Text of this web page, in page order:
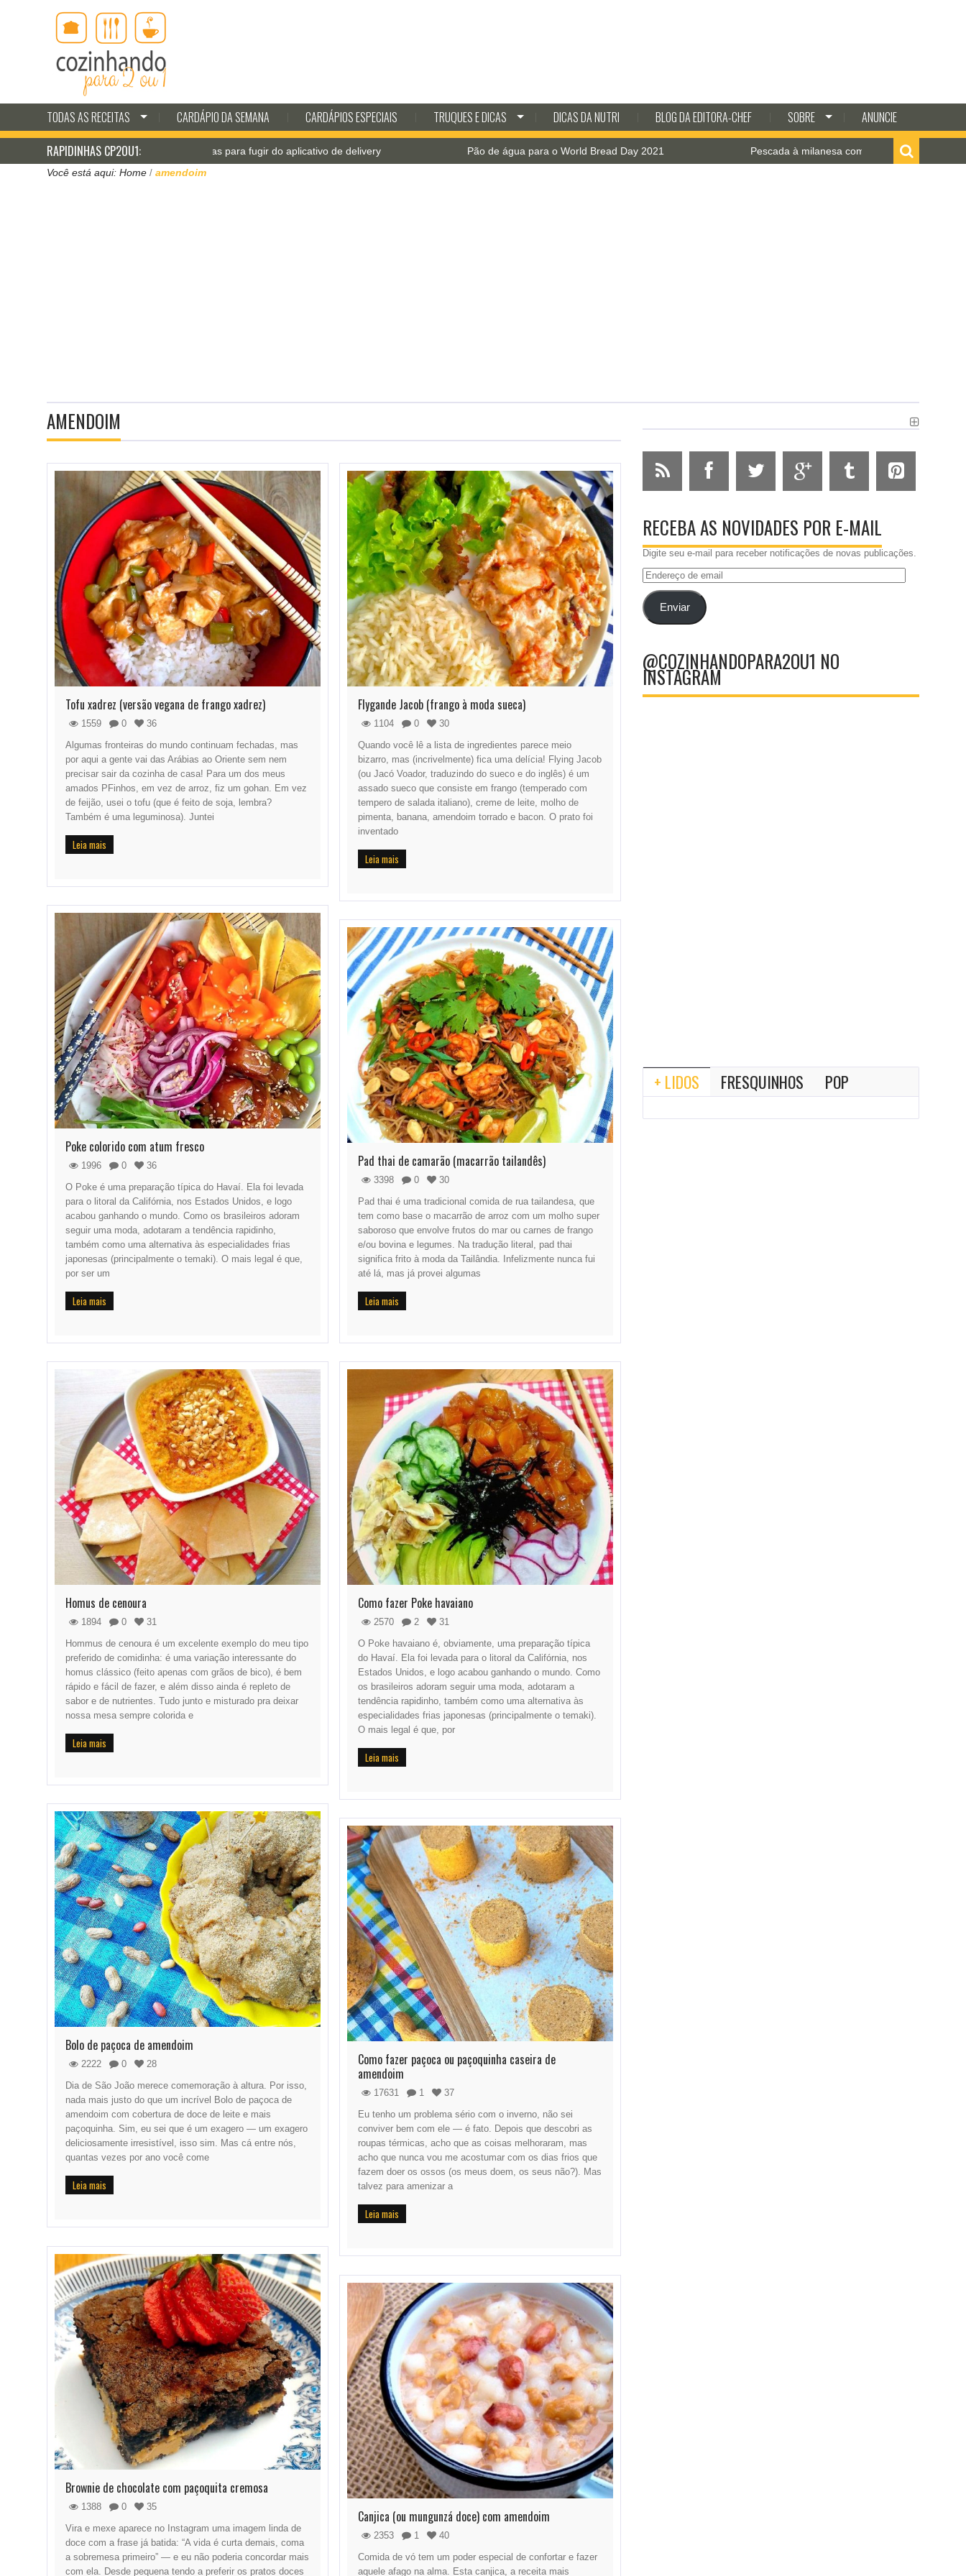
TODAS AS RECEITAS CARDÁPIO DA SEMANA CARDÁPIOS ESPECIAIS TRUQUES E DICAS DICAS DA NUTRI BLOG DA EDITORA-CHEF SOBRE
ANUNCIE
RAPIDINHAS CP2OU1:
Jantar pá-pum: receitas para fugir do aplicativo de delivery Pão de água para o World Bread Day 2021
Pescada à milanesa com molho de camarão
Você está aqui: Home / amendoim
AMENDOIM
Tofu xadrez (versão vegana de frango xadrez)
1559 0
36
Algumas fronteiras do mundo continuam fechadas, mas
por aqui a gente vai das Arábias ao Oriente sem nem
precisar sair da cozinha de casa! Para um dos meus
amados PFinhos, em vez de arroz, fiz um gohan. Em vez
de feijão, usei o tofu (que é feito de soja, lembra?
Também é uma leguminosa). Juntei
Leia mais
Flygande Jacob (frango à moda sueca)
1104 0
30
Quando você lê a lista de ingredientes parece meio
bizarro, mas (incrivelmente) fica uma delícia! Flying Jacob
(ou Jacó Voador, traduzindo do sueco e do inglês) é um
assado sueco que consiste em frango (temperado com
tempero de salada italiano), creme de leite, molho de
pimenta, banana, amendoim torrado e bacon. O prato foi
inventado
Leia mais
Poke colorido com atum fresco
1996 0
36
O Poke é uma preparação típica do Havaí. Ela foi levada
para o litoral da Califórnia, nos Estados Unidos, e logo
acabou ganhando o mundo. Como os brasileiros adoram
seguir uma moda, adotaram a tendência rapidinho,
também como uma alternativa às especialidades frias
japonesas (principalmente o temaki). O mais legal é que,
por ser um
Leia mais
Pad thai de camarão (macarrão tailandês)
3398 0
30
Pad thai é uma tradicional comida de rua tailandesa, que
tem como base o macarrão de arroz com um molho super
saboroso que envolve frutos do mar ou carnes de frango
e/ou bovina e legumes. Na tradução literal, pad thai
significa frito à moda da Tailândia. Infelizmente nunca fui
até lá, mas já provei algumas
Leia mais
Homus de cenoura
1894 0
31
Hommus de cenoura é um excelente exemplo do meu tipo
preferido de comidinha: é uma variação interessante do
homus clássico (feito apenas com grãos de bico), é bem
rápido e fácil de fazer, e além disso ainda é repleto de
sabor e de nutrientes. Tudo junto e misturado pra deixar
nossa mesa sempre colorida e
Leia mais
Como fazer Poke havaiano
2570 2
31
O Poke havaiano é, obviamente, uma preparação típica
do Havaí. Ela foi levada para o litoral da Califórnia, nos
Estados Unidos, e logo acabou ganhando o mundo. Como
os brasileiros adoram seguir uma moda, adotaram a
tendência rapidinho, também como uma alternativa às
especialidades frias japonesas (principalmente o temaki).
O mais legal é que, por
Leia mais
Bolo de paçoca de amendoim
2222 0
28
Dia de São João merece comemoração à altura. Por isso,
nada mais justo do que um incrível Bolo de paçoca de
amendoim com cobertura de doce de leite e mais
paçoquinha. Sim, eu sei que é um exagero — um exagero
deliciosamente irresistível, isso sim. Mas cá entre nós,
quantas vezes por ano você come
Leia mais
Como fazer paçoca ou paçoquinha caseira de
amendoim
17631 1
37
Eu tenho um problema sério com o inverno, não sei
conviver bem com ele — é fato. Depois que descobri as
roupas térmicas, acho que as coisas melhoraram, mas
acho que nunca vou me acostumar com os dias frios que
fazem doer os ossos (os meus doem, os seus não?). Mas
talvez para amenizar a
Leia mais
Brownie de chocolate com paçoquita cremosa
1388 0
35
Vira e mexe aparece no Instagram uma imagem linda de
doce com a frase já batida: “A vida é curta demais, coma
a sobremesa primeiro” — e eu não poderia concordar mais
com ela. Desde pequena tendo a preferir os pratos doces
Canjica (ou mungunzá doce) com amendoim
2353 1
40
Comida de vó tem um poder especial de confortar e fazer
aquele afago na alma. Esta canjica, a receita mais
RECEBA AS NOVIDADES POR E-MAIL
Digite seu e-mail para receber notificações de novas publicações.
Endereço
emailEnviar
@COZINHANDOPARA2OU1 NO
INSTAGRAM
+ LIDOS FRESQUINHOS POP